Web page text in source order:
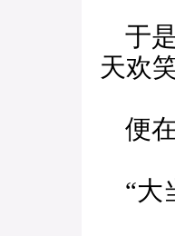
于是
天欢
便在
“大